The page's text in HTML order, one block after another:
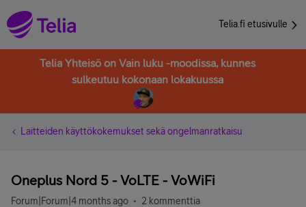
Telia.fi etusivulle
Telia Yhteisö on Vain luku -moodissa, kunnes
sulkeutuu kokonaan lokakuussa
Laitteiden käyttökokemukset sekä ongelmanratkaisu
Oneplus Nord 5 - VoLTE - VoWiFi
Forum|Forum|4 months ago 2 kommenttia